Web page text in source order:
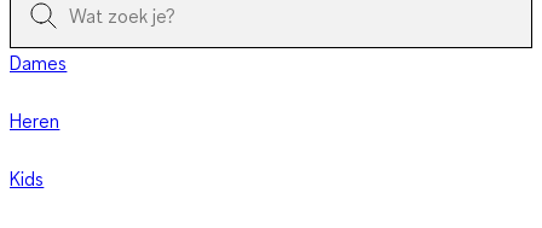
Dames
Heren
Kids